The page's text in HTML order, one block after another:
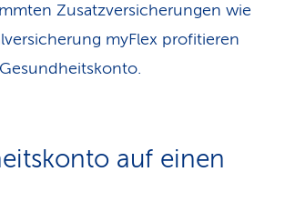
Zusatzversicherungen wie
myFlex profitieren
auf einen